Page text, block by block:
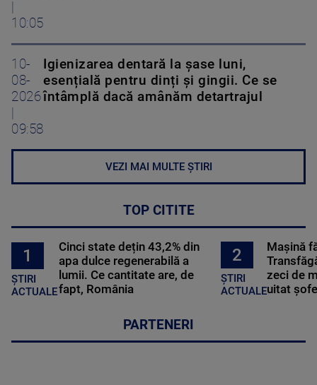
10:05
10-
08-
2026
09:58
Igienizarea dentară la șase luni,
esențială pentru dinți și gingii. Ce se
întâmplă dacă amânăm detartrajul
VEZI MAI MULTE ȘTIRI
TOP CITITE
1
ȘTIRI
ACTUALE
Cinci state dețin 43,2% din
apa dulce regenerabilă a
lumii. Ce cantitate are, de
fapt, România
2
ȘTIRI
ACTUALE
Mașină
zeci de
uitat
PARTENERI